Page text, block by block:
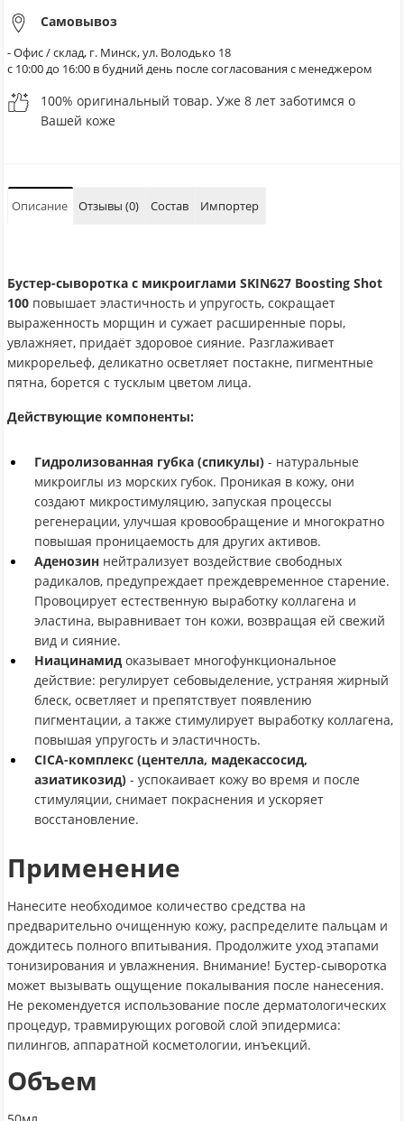
Самовывоз
- Офис / склад, г. Минск, ул. Володько 18
с 10:00 до 16:00 в будний день после согласования с менеджером
100% оригинальный товар. Уже 8 лет заботимся о
Вашей коже
Описание Отзывы (0) Состав Импортер
Бустер-сыворотка с микроиглами SKIN627 Boosting Shot
100 повышает эластичность и упругость, сокращает
выраженность морщин и сужает расширенные поры,
увлажняет, придаёт здоровое сияние. Разглаживает
микрорельеф, деликатно осветляет постакне, пигментные
пятна, борется с тусклым цветом лица.
Действующие компоненты:
Гидролизованная губка (спикулы) - натуральные
микроиглы из морских губок. Проникая в кожу, они
создают микростимуляцию, запуская процессы
регенерации, улучшая кровообращение и многократно
повышая проницаемость для других активов.
Аденозин нейтрализует воздействие свободных
радикалов, предупреждает преждевременное старение.
Провоцирует естественную выработку коллагена и
эластина, выравнивает тон кожи, возвращая ей свежий
вид и сияние.
Ниацинамид оказывает многофункциональное
действие: регулирует себовыделение, устраняя жирный
блеск, осветляет и препятствует появлению
пигментации, а также стимулирует выработку коллагена,
повышая упругость и эластичность.
CICA-комплекс (центелла, мадекассосид,
азиатикозид) - успокаивает кожу во время и после
стимуляции, снимает покраснения и ускоряет
восстановление.
Применение
Нанесите необходимое количество средства на
предварительно очищенную кожу, распределите пальцам и
дождитесь полного впитывания. Продолжите уход этапами
тонизирования и увлажнения. Внимание! Бустер-сыворотка
может вызывать ощущение покалывания после нанесения.
Не рекомендуется использование после дерматологических
процедур, травмирующих роговой слой эпидермиса:
пилингов, аппаратной косметологии, инъекций.
Объем